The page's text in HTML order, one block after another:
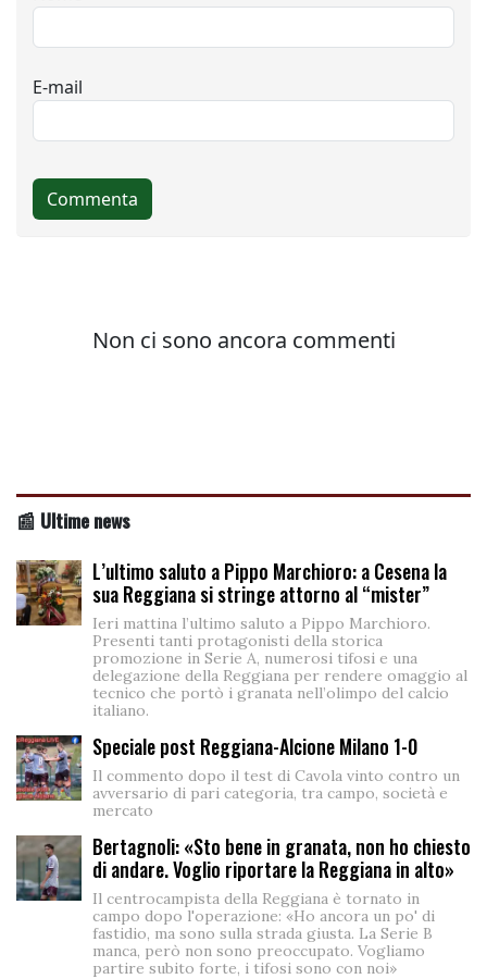
📰 Ultime news
L’ultimo saluto a Pippo Marchioro: a Cesena la
sua Reggiana si stringe attorno al “mister”
Ieri mattina l’ultimo saluto a Pippo Marchioro.
Presenti tanti protagonisti della storica
promozione in Serie A, numerosi tifosi e una
delegazione della Reggiana per rendere omaggio al
tecnico che portò i granata nell’olimpo del calcio
italiano.
Speciale post Reggiana-Alcione Milano 1-0
Il commento dopo il test di Cavola vinto contro un
avversario di pari categoria, tra campo, società e
mercato
Bertagnoli: «Sto bene in granata, non ho chiesto
di andare. Voglio riportare la Reggiana in alto»
Il centrocampista della Reggiana è tornato in
campo dopo l'operazione: «Ho ancora un po' di
fastidio, ma sono sulla strada giusta. La Serie B
manca, però non sono preoccupato. Vogliamo
partire subito forte, i tifosi sono con noi»